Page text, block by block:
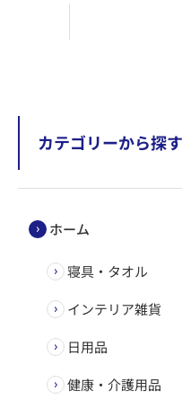
カテゴリーから探す
ホーム
寝具・タオル
インテリア雑貨
日用品
健康・介護用品